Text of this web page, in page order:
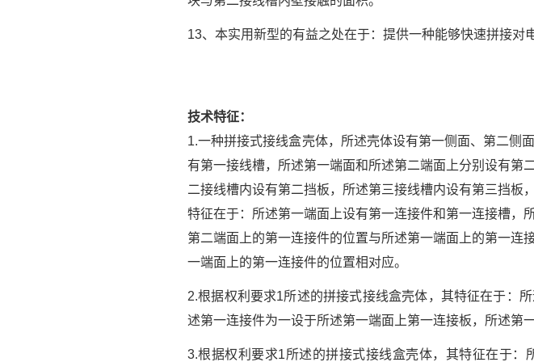
13、本实用新型的有益之处在于：提供一种能够快速拼接对
技术特征：
1.一种拼接式接线盒壳体，所述壳体设有第一侧面、第二侧
有第一接线槽，所述第一端面和所述第二端面上分别设有第
二接线槽内设有第二挡板，所述第三接线槽内设有第三挡
特征在于：所述第一端面上设有第一连接件和第一连接槽，
第二端面上的第一连接件的位置与所述第一端面上的第一
一端面上的第一连接件的位置相对应。
2.根据权利要求1所述的拼接式接线盒壳体，其特征在于：
述第一连接件为一设于所述第一端面上第一连接板，所述第
3.根据权利要求1所述的拼接式接线盒壳体，其特征在于